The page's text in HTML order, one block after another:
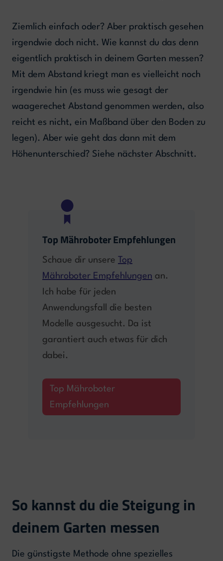
Ziemlich einfach oder? Aber praktisch gesehen
irgendwie doch nicht. Wie kannst du das denn
eigentlich praktisch in deinem Garten messen?
Mit dem Abstand kriegt man es vielleicht noch
irgendwie hin (es muss wie gesagt der
waagerechet Abstand genommen werden, also
reicht es nicht, ein Maßband über den Boden zu
legen). Aber wie geht das dann mit dem
Höhenunterschied? Siehe nächster Abschnitt.
Top Mähroboter Empfehlungen
Schaue dir unsere
Top
Mähroboter Empfehlungen an.
Ich habe für jeden
Anwendungsfall die besten
Modelle ausgesucht. Da ist
garantiert auch etwas für dich
dabei.
Top Mähroboter
Empfehlungen
So kannst du die Steigung in
deinem Garten messen
Die günstigste Methode ohne spezielles